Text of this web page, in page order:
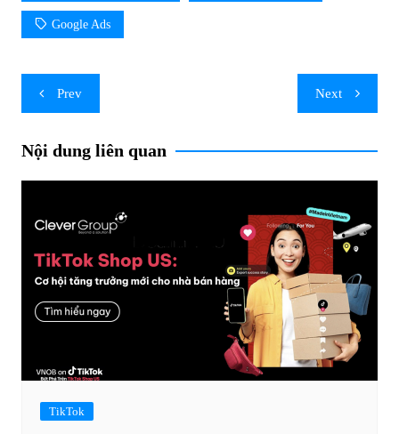
Google Ads
Post
navigation
Prev Next
Nội dung liên quan
TikTok